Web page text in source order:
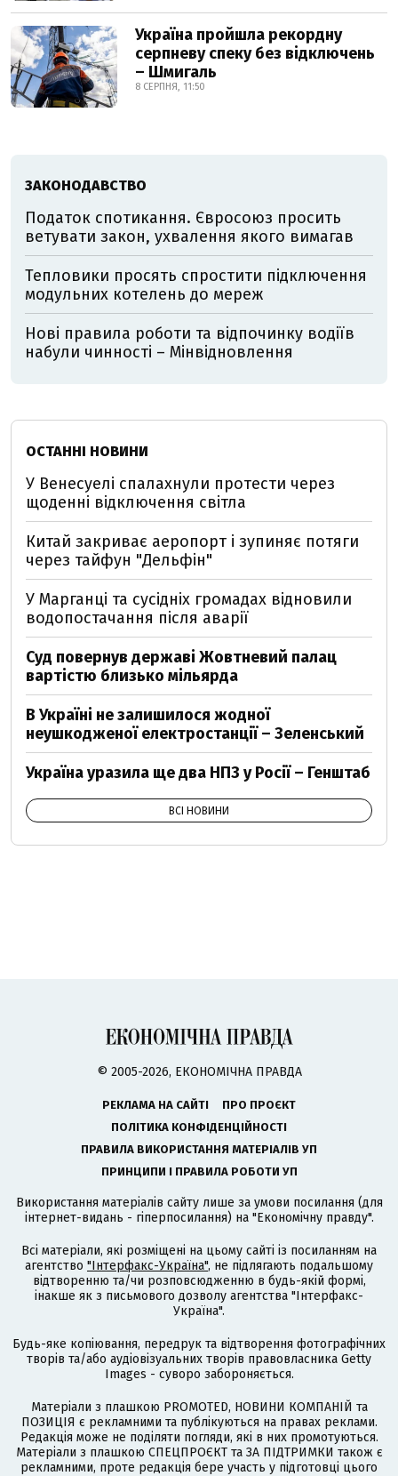
Україна пройшла рекордну
серпневу спеку без відключень
– Шмигаль
8 СЕРПНЯ, 11:50
ЗАКОНОДАВСТВО
Податок спотикання. Євросоюз просить
ветувати закон, ухвалення якого вимагав
Тепловики просять спростити підключення
модульних котелень до мереж
Нові правила роботи та відпочинку водіїв
набули чинності – Мінвідновлення
ОСТАННІ НОВИНИ
У Венесуелі спалахнули протести через
щоденні відключення світла
Китай закриває аеропорт і зупиняє потяги
через тайфун "Дельфін"
У Марганці та сусідніх громадах відновили
водопостачання після аварії
Суд повернув державі Жовтневий палац
вартістю близько мільярда
В Україні не залишилося жодної
неушкодженої електростанції – Зеленський
Україна уразила ще два НПЗ у Росії – Генштаб
ВСІ НОВИНИ
© 2005-2026, ЕКОНОМІЧНА ПРАВДА
РЕКЛАМА НА САЙТІ
ПРО ПРОЄКТ
ПОЛІТИКА КОНФІДЕНЦІЙНОСТІ
ПРАВИЛА ВИКОРИСТАННЯ МАТЕРІАЛІВ УП
ПРИНЦИПИ І ПРАВИЛА РОБОТИ УП
Використання матеріалів сайту лише за умови посилання (для
інтернет-видань - гіперпосилання) на "Економічну правду".
Всі матеріали, які розміщені на цьому сайті із посиланням на
агентство "Інтерфакс-Україна", не підлягають подальшому
відтворенню та/чи розповсюдженню в будь-якій формі,
інакше як з письмового дозволу агентства "Інтерфакс-
Україна".
Будь-яке копіювання, передрук та відтворення фотографічних
творів та/або аудіовізуальних творів правовласника Getty
Images - суворо забороняється.
Матеріали з плашкою PROMOTED, НОВИНИ КОМПАНІЙ та
ПОЗИЦІЯ є рекламними та публікуються на правах реклами.
Редакція може не поділяти погляди, які в них промотуються.
Матеріали з плашкою СПЕЦПРОЄКТ та ЗА ПІДТРИМКИ також є
рекламними, проте редакція бере участь у підготовці цього